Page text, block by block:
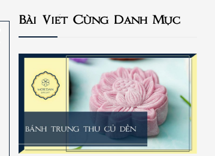
Bài Viết Cùng Danh Mục